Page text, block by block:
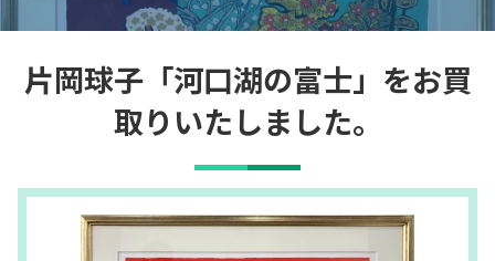
片岡球子「河口湖の富士」をお買
取りいたしました。